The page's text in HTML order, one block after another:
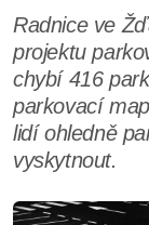
Radnice ve
projektu
chybí 416
parkovací
lidí ohledně
vyskytnout.